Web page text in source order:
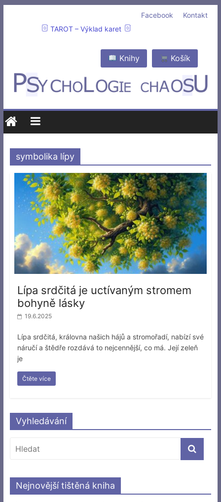
Kontakt
Facebook
TAROT – Výklad karet
Košík
Knihy
symbolika lípy
Lípa srdčitá je uctívaným stromem
bohyně lásky
19.6.2025
Lípa srdčitá, královna našich hájů a stromořadí, nabízí své
náručí a štědře rozdává to nejcennější, co má. Její zeleň
je
Čtěte více
Vyhledávání
Nejnovější tištěná kniha